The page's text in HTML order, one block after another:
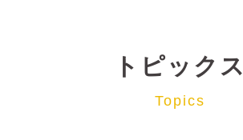
トピックス
Topics